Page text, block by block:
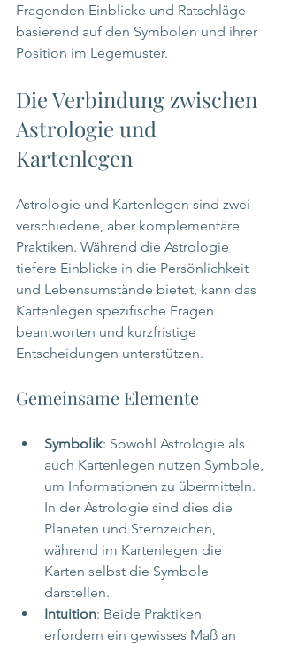
Fragenden Einblicke und Ratschläge
basierend auf den Symbolen und ihrer
Position im Legemuster.
Die Verbindung zwischen
Astrologie und
Kartenlegen
Astrologie und Kartenlegen sind zwei
verschiedene, aber komplementäre
Praktiken. Während die Astrologie
tiefere Einblicke in die Persönlichkeit
und Lebensumstände bietet, kann das
Kartenlegen spezifische Fragen
beantworten und kurzfristige
Entscheidungen unterstützen.
Gemeinsame Elemente
Symbolik: Sowohl Astrologie als
auch Kartenlegen nutzen Symbole,
um Informationen zu übermitteln.
In der Astrologie sind dies die
Planeten und Sternzeichen,
während im Kartenlegen die
Karten selbst die Symbole
darstellen.
Intuition: Beide Praktiken
erfordern ein gewisses Maß an